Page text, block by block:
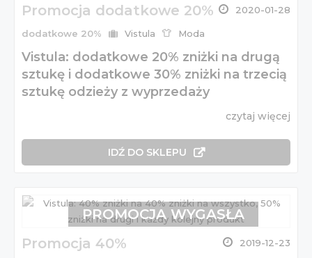
Promocja dodatkowe 20% 2020-01-28
dodatkowe 20% Vistula Moda
Vistula: dodatkowe 20% zniżki na drugą
sztukę i dodatkowe 30% zniżki na trzecią
sztukę odzieży z wyprzedaży
czytaj więcej
IDŹ DO SKLEPU
Promocja 40% 2019-12-23
PROMOCJA WYGASŁA